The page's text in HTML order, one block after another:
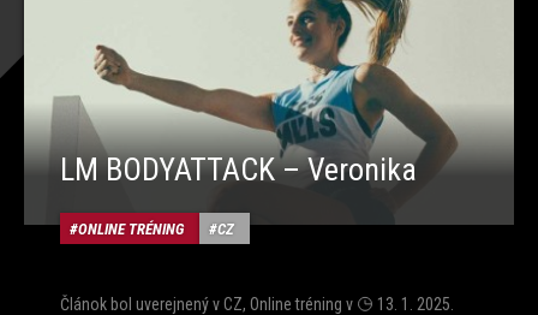
LM BODYATTACK – Veronika
ONLINE TRÉNING CZ
Článok bol uverejnený vCZ, Online tréning v 13. 1. 2025